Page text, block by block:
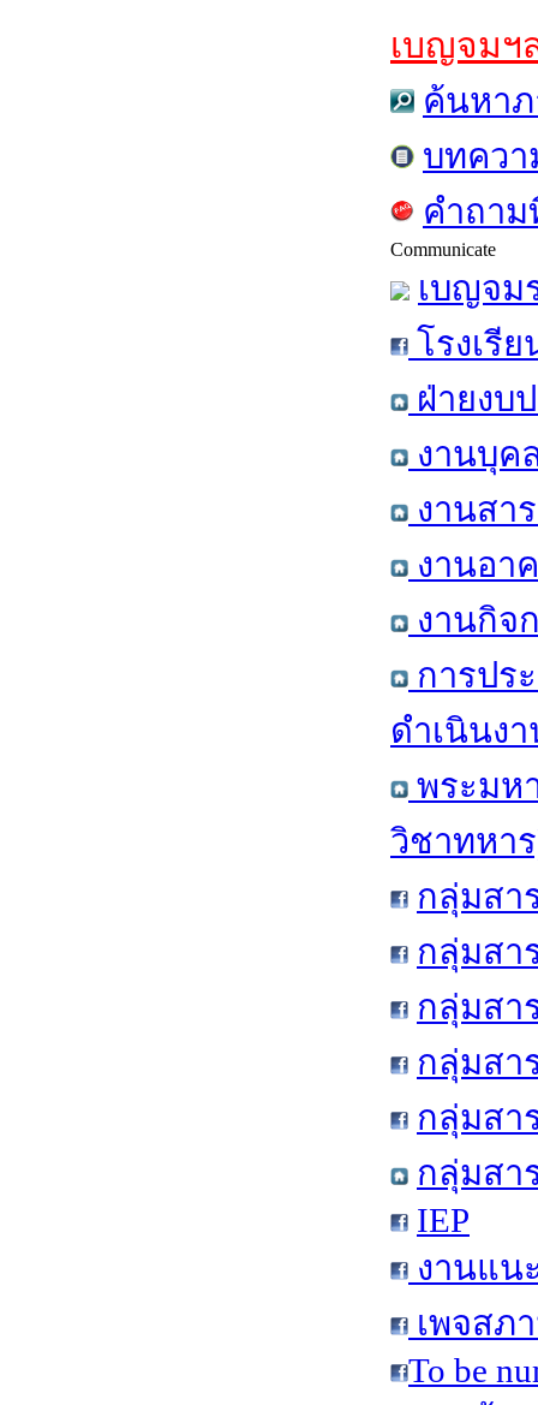
เบญจมฯ
ค้นหาภ
บทควา
คำถา
Communicate
เบญจม
โรงเรี
ฝ่ายงบ
งานบุค
งานสา
งานอา
งานกิจ
การปร
ดำเนินง
พระมห
วิชาทหา
กลุ่มสา
กลุ่มสา
กลุ่มสา
กลุ่มสา
กลุ่มสา
กลุ่มสา
IEP
งานแน
เพจสภ
To be